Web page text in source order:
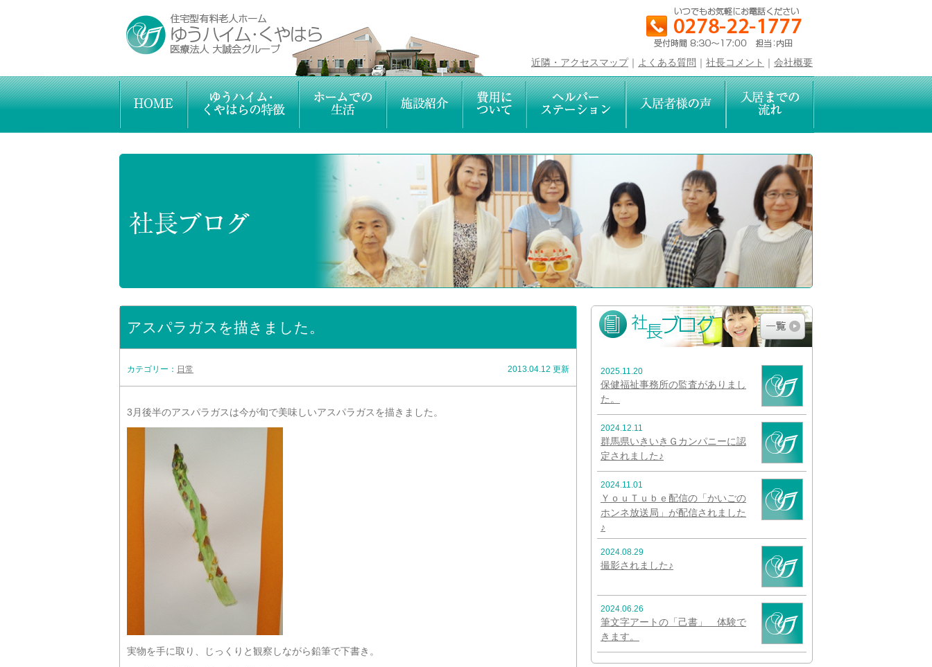
近隣・アクセスマップ｜ よくある質問 ｜ 社長コメント ｜ 会社概要
アスパラガスを描きました。
カテゴリー： 日常 2013.04.12 更新
3月後半のアスパラガスは今が旬で美味しいアスパラガスを描きました。
実物を手に取り、じっくりと観察しながら鉛筆で下書き。
2025.11.20
保健福祉事務所の監査がありまし
た。
2024.12.11
群馬県いきいきＧカンパニーに認
定されました♪
2024.11.01
ＹｏｕＴｕｂｅ配信の「かいごの
ホンネ放送局」が配信されました
♪
2024.08.29
撮影されました♪
2024.06.26
筆文字アートの「己書」 体験で
きます。